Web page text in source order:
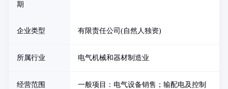
期
企业类型 有限责任公司(自然人独资)
所属行业 电气机械和器材制造业
经营范围
一般项目：电气设备销售；输配电及控制